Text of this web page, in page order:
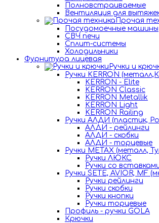
Полновстраиваемые
Вентиляция для
Прочая
Посудомоечные машины
СВЧ печи
Сплит-системы
Холодильники
Фурнитура лицевая
Ручки и
Ручки KERRON
KERRON - Elite
KERRON Classic
KERRON Metallik
KERRON Light
KERRON Railing
Ручки АЛДИ (пластик,
АЛДИ - рейлинги
АЛДИ - скобки
АЛДИ - торцевые
Ручки METAX (металл,
Ручки ЛЮКС
Ручки со
Ручки SETE, AVIOR, MF
Ручки рейлинги
Ручки скобки
Ручки кнопки
Ручки торцевые
Профиль - ручки GOLA
Крючки